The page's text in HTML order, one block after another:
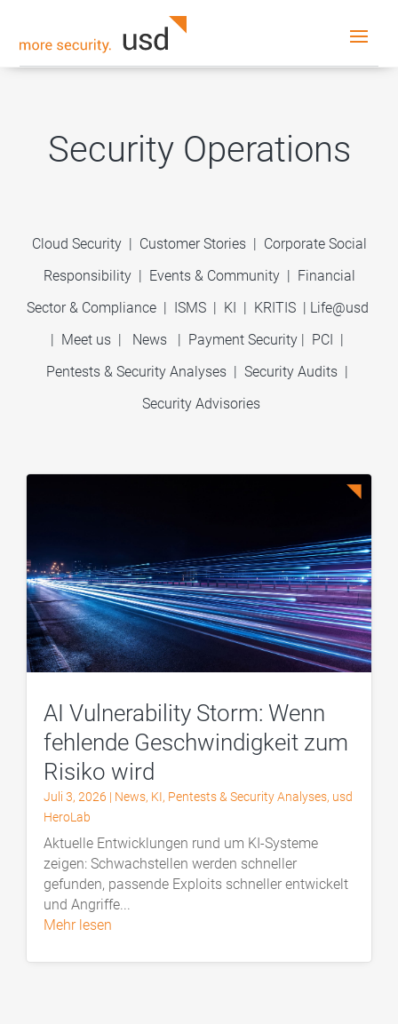
Security Operations
Cloud Security | Customer Stories| Corporate Social
Responsibility| Events & Community | Financial
Sector & Compliance| ISMS| KI | KRITIS| Life@usd
| Meet us | News | Payment Security | PCI |
Pentests & Security Analyses | Security Audits |
Security Advisories
AI Vulnerability Storm: Wenn
fehlende Geschwindigkeit zum
Risiko wird
Juli 3, 2026 | News, KI, Pentests & Security Analyses, usd
HeroLab
Aktuelle Entwicklungen rund um KI-Systeme
zeigen: Schwachstellen werden schneller
gefunden, passende Exploits schneller entwickelt
und Angriffe...
mehr lesen